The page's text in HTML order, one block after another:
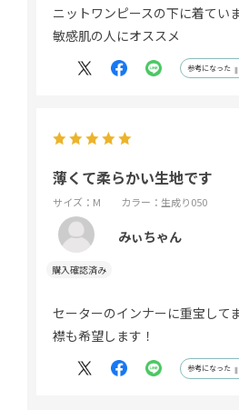
ニットワンピースの下に着てい
敏感肌の人にオススメ
参考になった
薄くて柔らかい生地です
サイズ：M カラー：生成り050
みぃちゃん
セーターのインナーに重宝して
襟も希望します！
参考になった